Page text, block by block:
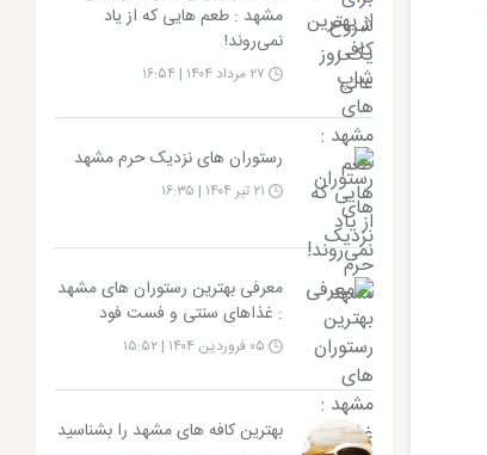
مشهد : طعم هایی که از یاد
نمی‌روند!
رستوران های نزدیک حرم مشهد
معرفی بهترین رستوران های مشهد
: غذاهای سنتی و فست‌ فود
بهترین کافه های مشهد را بشناسید